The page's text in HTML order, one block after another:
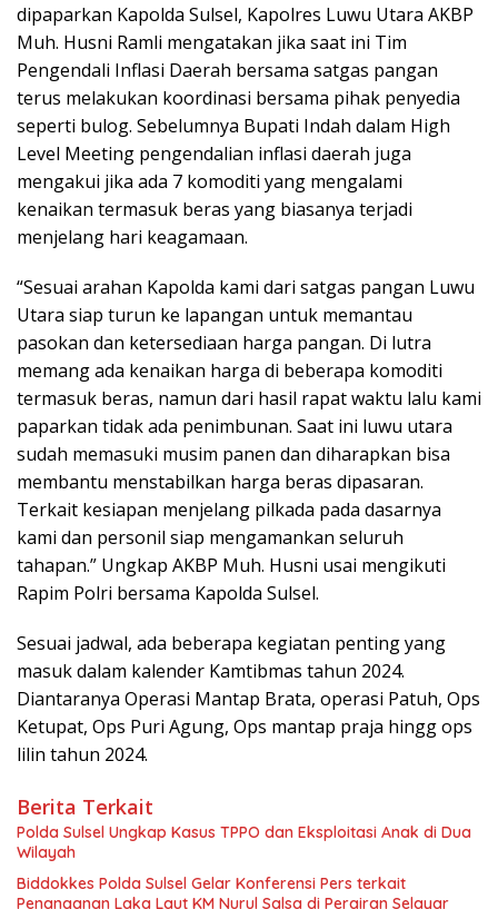
dipaparkan Kapolda Sulsel, Kapolres Luwu Utara AKBP
Muh. Husni Ramli mengatakan jika saat ini Tim
Pengendali Inflasi Daerah bersama satgas pangan
terus melakukan koordinasi bersama pihak penyedia
seperti bulog. Sebelumnya Bupati Indah dalam High
Level Meeting pengendalian inflasi daerah juga
mengakui jika ada 7 komoditi yang mengalami
kenaikan termasuk beras yang biasanya terjadi
menjelang hari keagamaan.
“Sesuai arahan Kapolda kami dari satgas pangan Luwu
Utara siap turun ke lapangan untuk memantau
pasokan dan ketersediaan harga pangan. Di lutra
memang ada kenaikan harga di beberapa komoditi
termasuk beras, namun dari hasil rapat waktu lalu kami
paparkan tidak ada penimbunan. Saat ini luwu utara
sudah memasuki musim panen dan diharapkan bisa
membantu menstabilkan harga beras dipasaran.
Terkait kesiapan menjelang pilkada pada dasarnya
kami dan personil siap mengamankan seluruh
tahapan.” Ungkap AKBP Muh. Husni usai mengikuti
Rapim Polri bersama Kapolda Sulsel.
Sesuai jadwal, ada beberapa kegiatan penting yang
masuk dalam kalender Kamtibmas tahun 2024.
Diantaranya Operasi Mantap Brata, operasi Patuh, Ops
Ketupat, Ops Puri Agung, Ops mantap praja hingg ops
lilin tahun 2024.
Berita Terkait
Polda Sulsel Ungkap Kasus TPPO dan Eksploitasi Anak di Dua
Wilayah
Biddokkes Polda Sulsel Gelar Konferensi Pers terkait
Penanganan Laka Laut KM Nurul Salsa di Perairan Selayar